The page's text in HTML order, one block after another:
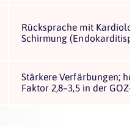
Rücksprache mit
Schirmung
Stärkere Verfärbungen;
Faktor 2,8–3,5 in der